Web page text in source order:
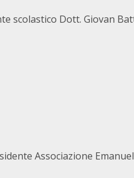
scolastico Dott. Giovan
Associazione